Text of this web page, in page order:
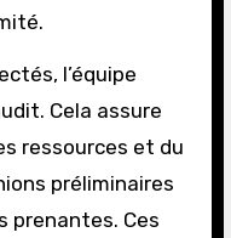
l’équipe
Cela assure
ressources et du
préliminaires
prenantes. Ces